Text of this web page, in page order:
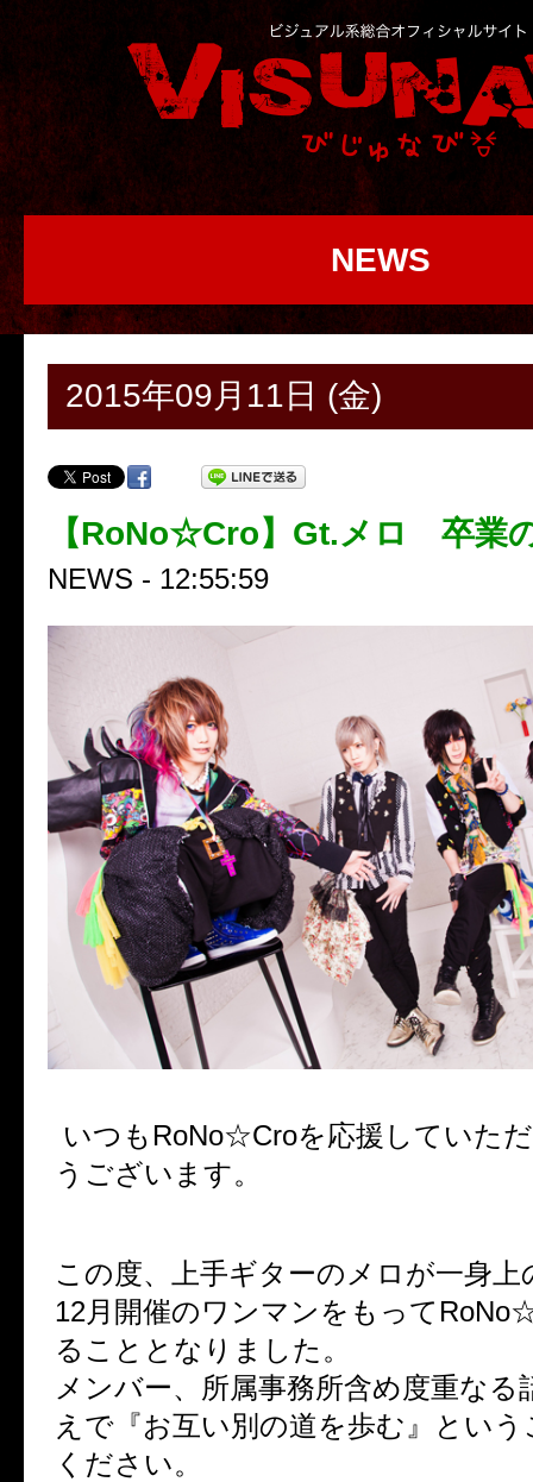
NEWS
2015年09月11日 (金)
【RoNo☆Cro】Gt.メロ 卒業
NEWS - 12:55:59
いつもRoNo☆Croを応援していた
うございます。
この度、上手ギターのメロが一身上
12月開催のワンマンをもって
ることとなりました。
メンバー、所属事務所含め度重なる
えで『お互い別の道を歩む』とい
ください。